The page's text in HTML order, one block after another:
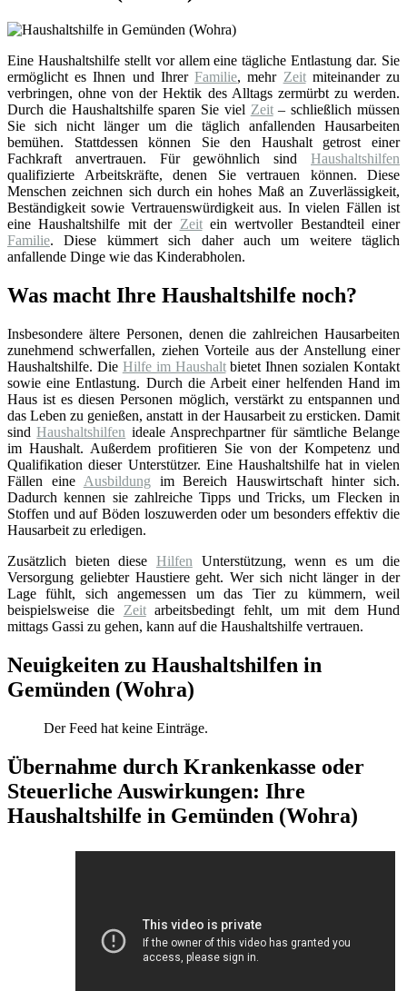
Eine Haushaltshilfe stellt vor allem eine tägliche Entlastung dar. Sie
ermöglicht es Ihnen und IhrerFamilie, mehr Zeitmiteinander zu
verbringen, ohne von der Hektik des Alltags zermürbt zu werden.
Durch die Haushaltshilfe sparen Sie viel Zeit– schließlich müssen
Sie sich nicht länger um die täglich anfallenden Hausarbeiten
bemühen. Stattdessen können Sie den Haushalt getrost einer
Fachkraft anvertrauen. Für gewöhnlich sind Haushaltshilfen
qualifizierte Arbeitskräfte, denen Sie vertrauen können. Diese
Menschen zeichnen sich durch ein hohes Maß an Zuverlässigkeit,
Beständigkeit sowie Vertrauenswürdigkeit aus. In vielen Fällen ist
eine Haushaltshilfe mit der Zeitein wertvoller Bestandteil einer
Familie. Diese kümmert sich daher auch um weitere täglich
anfallende Dinge wie das Kinderabholen.
Was macht Ihre Haushaltshilfe noch?
Insbesondere ältere Personen, denen die zahlreichen Hausarbeiten
zunehmend schwerfallen, ziehen Vorteile aus der Anstellung einer
Haushaltshilfe. Die Hilfe im Haushaltbietet Ihnen sozialen Kontakt
sowie eine Entlastung. Durch die Arbeit einer helfenden Hand im
Haus ist es diesen Personen möglich, verstärkt zu entspannen und
das Leben zu genießen, anstatt in der Hausarbeit zu ersticken. Damit
sindHaushaltshilfen ideale Ansprechpartner für sämtliche Belange
im Haushalt. Außerdem profitieren Sie von der Kompetenz und
Qualifikation dieser Unterstützer. Eine Haushaltshilfe hat in vielen
Fällen eine Ausbildung im Bereich Hauswirtschaft hinter sich.
Dadurch kennen sie zahlreiche Tipps und Tricks, um Flecken in
Stoffen und auf Böden loszuwerden oder um besonders effektiv die
Hausarbeit zu erledigen.
Zusätzlich bieten diese Hilfen Unterstützung, wenn es um die
Versorgung geliebter Haustiere geht. Wer sich nicht länger in der
Lage fühlt, sich angemessen um das Tier zu kümmern, weil
beispielsweise die Zeitarbeitsbedingt fehlt, um mit dem Hund
mittags Gassi zu gehen, kann auf die Haushaltshilfe vertrauen.
Neuigkeiten zu Haushaltshilfen in
Gemünden (Wohra)
Der Feed hat keine Einträge.
Übernahme durch Krankenkasse oder
Steuerliche Auswirkungen: Ihre
Haushaltshilfe in Gemünden (Wohra)